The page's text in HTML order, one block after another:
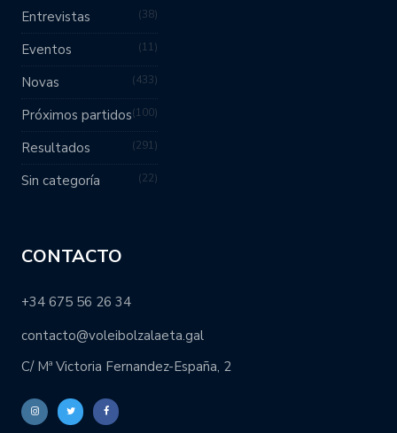
Entrevistas 38
Eventos 11
Novas 433
Próximos partidos 100
Resultados 291
Sin categoría 22
CONTACTO
+34 675 56 26 34
contacto@voleibolzalaeta.gal
C/ Mª Victoria Fernandez-España, 2